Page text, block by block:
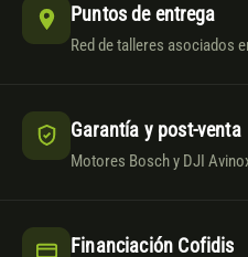
Puntos de entrega
Red de talleres asociados
Garantía y post-venta
Motores Bosch y DJI
Financiación Cofidis